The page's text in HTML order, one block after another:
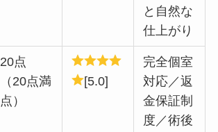
と自然な
仕上がり
20点
（20点満
点）
[5.0]
完全個室
対応／返
金保証制
度／術後